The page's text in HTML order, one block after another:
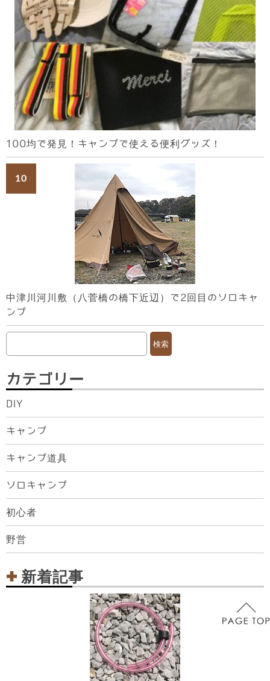
100均で発見！キャンプで使える便利グッズ！
中津川河川敷（八菅橋の橋下近辺）で2回目のソロキャ
ンプ
カテゴリー
DIY
キャンプ
キャンプ道具
ソロキャンプ
初心者
野営
新着記事